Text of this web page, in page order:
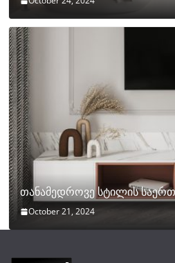
თანამედროვე სტილის
October 21, 2024